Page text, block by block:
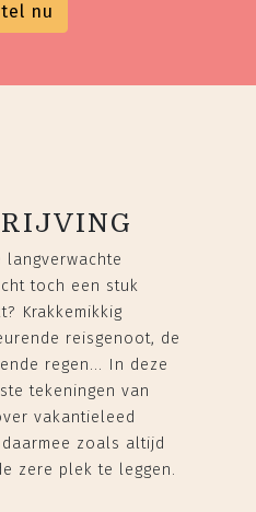
nu
langverwachte
toch een stuk
Krakkemikkig
reisgenoot, de
regen... In deze
tekeningen van
vakantieleed
zoals altijd
zere plek te leggen.